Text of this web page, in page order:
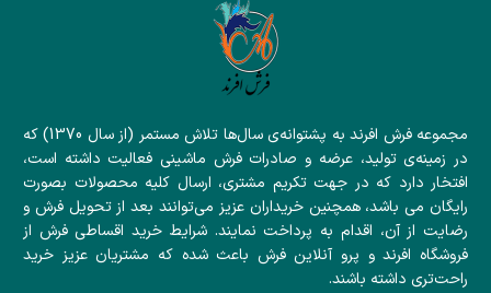
مجموعه فرش افرند به پشتوانه‌ی سال‌ها تلاش مستمر (از سال 1370) که
در زمینه‌ی تولید، عرضه و صادرات فرش ماشینی فعالیت داشته است،
افتخار دارد که در جهت تکریم مشتری، ارسال کلیه محصولات بصورت
رایگان می باشد، همچنین خریداران عزیز می‌توانند بعد از تحویل فرش و
رضایت از آن، اقدام به پرداخت نمایند. شرایط خرید اقساطی فرش از
فروشگاه افرند و پرو آنلاین فرش باعث شده که مشتریان عزیز خرید
راحت‌تری داشته باشند.